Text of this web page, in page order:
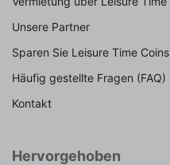
Unsere Partner
Sparen Sie Leisure Time Coins
Häufig gestellte Fragen (FAQ)
Kontakt
Hervorgehoben